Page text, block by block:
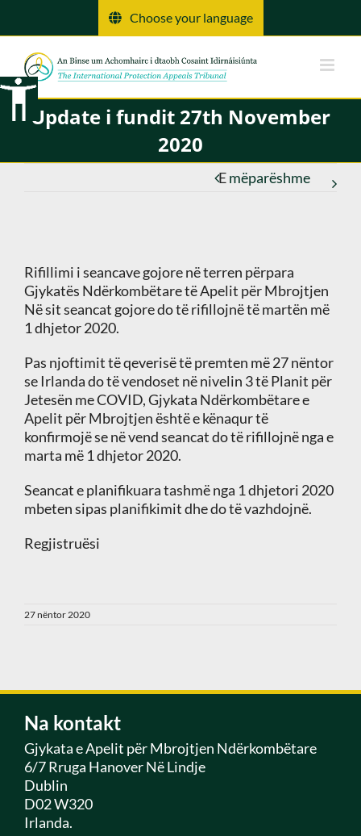
Choose your language
Update i fundit 27th November
2020
Emëparëshme
Rifillimi i seancave gojore në terren përpara
Gjykatës Ndërkombëtare të Apelit për Mbrojtjen
Në sit seancat gojore do të rifillojnë të martën më
1 dhjetor 2020.
Pas njoftimit të qeverisë të premten më 27 nëntor
se Irlanda do të vendoset në nivelin 3 të Planit për
Jetesën me COVID, Gjykata Ndërkombëtare e
Apelit për Mbrojtjen është e kënaqur të
konfirmojë se në vend seancat do të rifillojnë nga e
marta më 1 dhjetor 2020.
Seancat e planifikuara tashmë nga 1 dhjetori 2020
mbeten sipas planifikimit dhe do të vazhdojnë.
Regjistruësi
27 nëntor 2020
Na kontakt
Gjykata e Apelit për Mbrojtjen Ndërkombëtare
6/7 Rruga Hanover Në Lindje
Dublin
D02 W320
Irlanda.